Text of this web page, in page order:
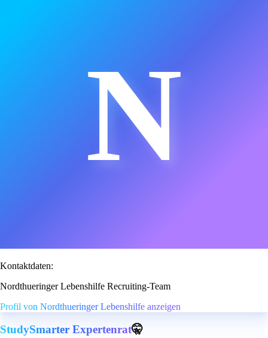
N
Kontaktdaten:
Nordthueringer Lebenshilfe Recruiting-Team
Profil von Nordthueringer Lebenshilfe anzeigen
StudySmarter Expertenrat🤫